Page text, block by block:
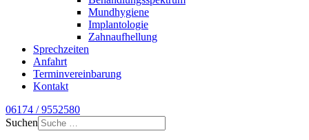
Mundhygiene
Implantologie
Zahnaufhellung
Sprechzeiten
Anfahrt
Terminvereinbarung
Kontakt
06174 / 9552580
Suchen